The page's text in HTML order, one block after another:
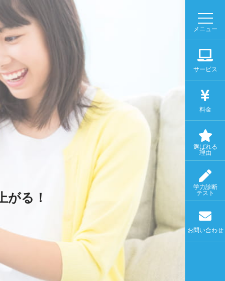
メニュー
サービス
料金
選ばれる
理由
学力診断
テスト
お問い合わせ
がる！